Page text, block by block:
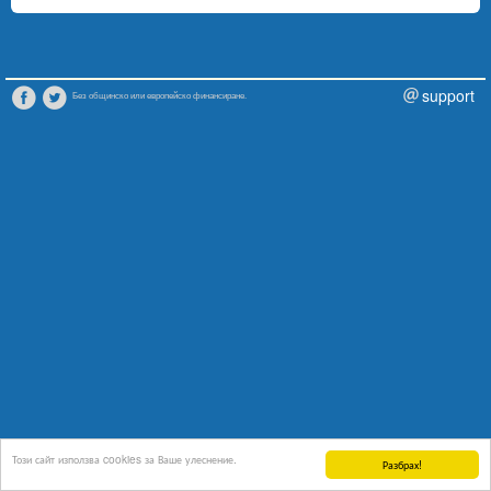
Разбрах!
Този сайт използва cookies за Ваше улеснение.
Без общинско или европейско финансиране. support